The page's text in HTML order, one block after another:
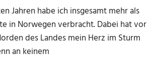
Jahren habe ich insgesamt mehr als
in Norwegen verbracht. Dabei hat vor
des Landes mein Herz im Sturm
an keinem